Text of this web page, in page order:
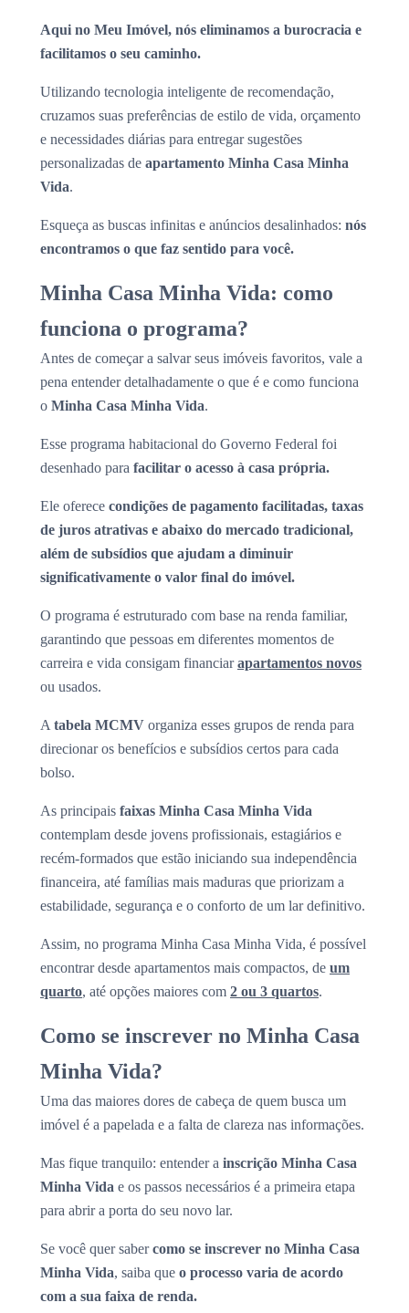
Aqui no Meu Imóvel, nós eliminamos a burocracia e
facilitamos o seu caminho.
Utilizando tecnologia inteligente de recomendação,
cruzamos suas preferências de estilo de vida, orçamento
e necessidades diárias para entregar sugestões
personalizadas de apartamento Minha Casa Minha
Vida.
Esqueça as buscas infinitas e anúncios desalinhados: nós
encontramos o que faz sentido para você.
Minha Casa Minha Vida: como
funciona o programa?
Antes de começar a salvar seus imóveis favoritos, vale a
pena entender detalhadamente o que é e como funciona
o Minha Casa Minha Vida.
Esse programa habitacional do Governo Federal foi
desenhado para facilitar o acesso à casa própria.
Ele oferece condições de pagamento facilitadas, taxas
de juros atrativas e abaixo do mercado tradicional,
além de subsídios que ajudam a diminuir
significativamente o valor final do imóvel.
O programa é estruturado com base na renda familiar,
garantindo que pessoas em diferentes momentos de
carreira e vida consigam financiarapartamentos novos
ou usados.
A tabela MCMV organiza esses grupos de renda para
direcionar os benefícios e subsídios certos para cada
bolso.
As principais faixas Minha Casa Minha Vida
contemplam desde jovens profissionais, estagiários e
recém-formados que estão iniciando sua independência
financeira, até famílias mais maduras que priorizam a
estabilidade, segurança e o conforto de um lar definitivo.
Assim, no programa Minha Casa Minha Vida, é possível
encontrar desde apartamentos mais compactos, de um
quarto, até opções maiores com 2 ou 3 quartos.
Como se inscrever no Minha Casa
Minha Vida?
Uma das maiores dores de cabeça de quem busca um
imóvel é a papelada e a falta de clareza nas informações.
Mas fique tranquilo: entender a inscrição Minha Casa
Minha Vida e os passos necessários é a primeira etapa
para abrir a porta do seu novo lar.
Se você quer sabercomo se inscrever no Minha Casa
Minha Vida, saiba que o processo varia de acordo
com a sua faixa de renda.